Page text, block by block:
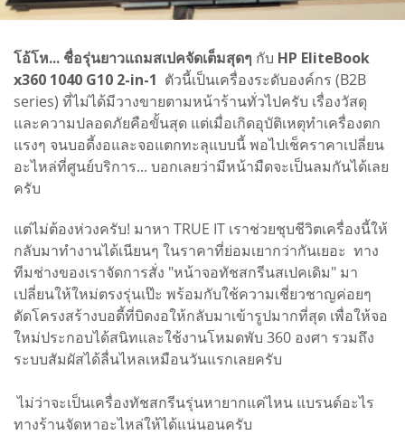
โอ้โห... ชื่อรุ่นยาวแถมสเปคจัดเต็มสุดๆ กับ HP EliteBook
x360 1040 G10 2-in-1 ตัวนี้เป็นเครื่องระดับองค์กร (B2B
series) ที่ไม่ได้มีวางขายตามหน้าร้านทั่วไปครับ เรื่องวัสดุ
และความปลอดภัยคือขั้นสุด แต่เมื่อเกิดอุบัติเหตุทำเครื่องตก
แรงๆ จนบอดี้งอและจอแตกทะลุแบบนี้ พอไปเช็คราคาเปลี่ยน
อะไหล่ที่ศูนย์บริการ... บอกเลยว่ามีหน้ามืดจะเป็นลมกันได้เลย
ครับ
แต่ไม่ต้องห่วงครับ! มาหา TRUE IT เราช่วยชุบชีวิตเครื่องนี้ให้
กลับมาทำงานได้เนียนๆ ในราคาที่ย่อมเยากว่ากันเยอะ ทาง
ทีมช่างของเราจัดการสั่ง "หน้าจอทัชสกรีนสเปคเดิม" มา
เปลี่ยนให้ใหม่ตรงรุ่นเป๊ะ พร้อมกับใช้ความเชี่ยวชาญค่อยๆ
ดัดโครงสร้างบอดี้ที่บิดงอให้กลับมาเข้ารูปมากที่สุด เพื่อให้จอ
ใหม่ประกอบได้สนิทและใช้งานโหมดพับ 360 องศา รวมถึง
ระบบสัมผัสได้ลื่นไหลเหมือนวันแรกเลยครับ
ไม่ว่าจะเป็นเครื่องทัชสกรีนรุ่นหายากแค่ไหน แบรนด์อะไร
ทางร้านจัดหาอะไหล่ให้ได้แน่นอนครับ